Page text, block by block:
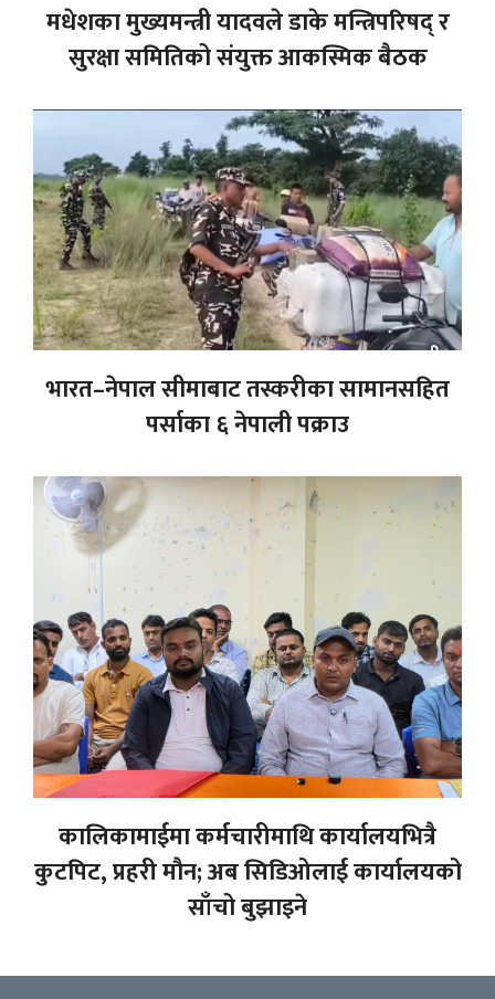
मधेशका मुख्यमन्त्री यादवले डाके मन्त्रिपरिषद् र
सुरक्षा समितिको संयुक्त आकस्मिक बैठक
भारत–नेपाल सीमाबाट तस्करीका सामानसहित
पर्साका ६ नेपाली पक्राउ
कालिकामाईमा कर्मचारीमाथि कार्यालयभित्रै
कुटपिट, प्रहरी मौन; अब सिडिओलाई कार्यालयको
साँचो बुझाइने